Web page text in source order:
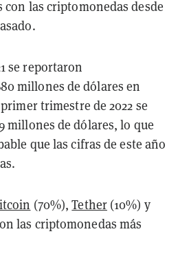
con las criptomonedas desde
se reportaron
millones de dólares en
trimestre de 2022 se
millones de dólares, lo que
que las cifras de este año
(70%),Tether(10%) y
las criptomonedas más